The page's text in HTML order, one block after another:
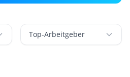
Top-Arbeitgeber